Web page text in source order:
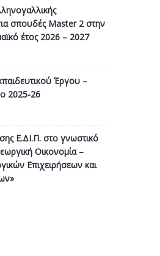
σπουδές Master 2 στην
έτος 2026 – 2027
Έργου –
2025-26
Ε.ΔΙ.Π. στο γνωστικό
Οικονομία –
Επιχειρήσεων και